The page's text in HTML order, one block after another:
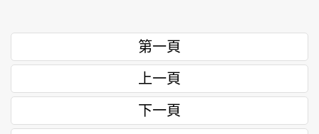
第一頁
上一頁
下一頁